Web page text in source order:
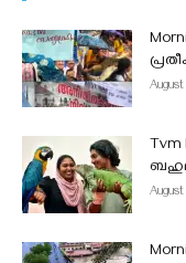
August
August